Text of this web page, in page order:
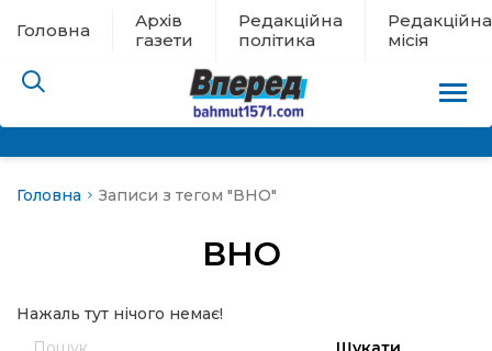
Головна
Архів
газети
Редакційна
політика
Редакційна
місія
Головна Записи з тегом "ВНО"
ВНО
Нажаль тут нічого немає!